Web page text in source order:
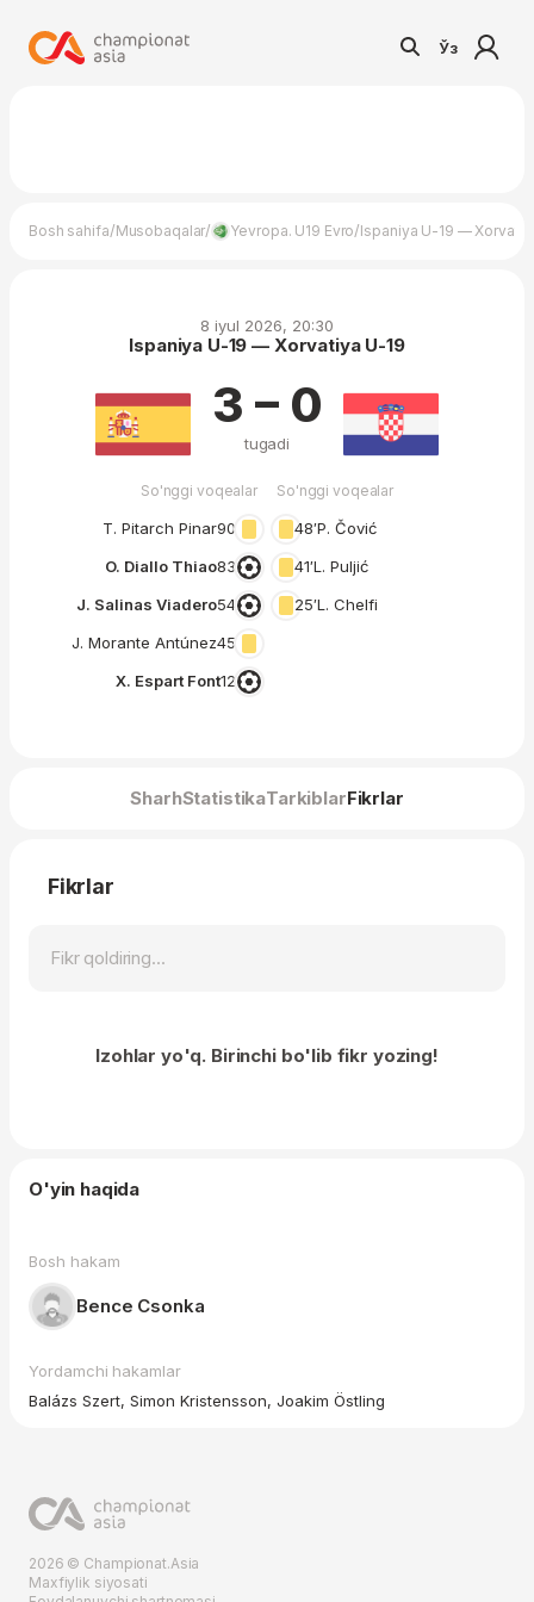
Ўз
Bosh sahifa/Musobaqalar/ Yevropa. U19 Evro/Ispaniya U-19 —
8 iyul 2026, 20:30
Ispaniya U-19 — Xorvatiya U-19
So'nggi voqealar
T. Pitarch Pinar90′
O. Diallo Thiao83′
J. Salinas Viadero54′
J. Morante Antúnez45′
X. Espart Font12′
3 – 0
tugadi
So'nggi voqealar
48′P. Čović
41′L. Puljić
25′L. Chelfi
SharhStatistikaTarkiblarFikrlar
Fikrlar
Izohlar yo'q. Birinchi bo'lib fikr yozing!
O'yin haqida
Bosh hakam
Bence Csonka
Yordamchi hakamlar
Balázs Szert, Simon Kristensson, Joakim Östling
2026 © Championat.Asia
Maxfiylik siyosati